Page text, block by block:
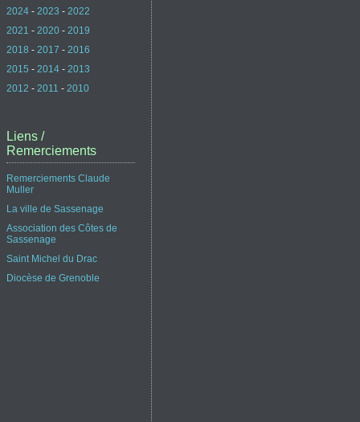
2024 - 2023 - 2022
2021 - 2020 - 2019
2018 - 2017 - 2016
2015 - 2014 - 2013
2012 - 2011 - 2010
Liens /
Remerciements
Remerciements Claude
Muller
La ville de Sassenage
Association des Côtes de
Sassenage
Saint Michel du Drac
Diocèse de Grenoble